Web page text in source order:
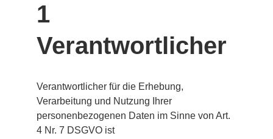
1
Verantwortlicher
Verantwortlicher für die Erhebung,
Verarbeitung und Nutzung Ihrer
personenbezogenen Daten im Sinne von Art.
4 Nr. 7 DSGVO ist